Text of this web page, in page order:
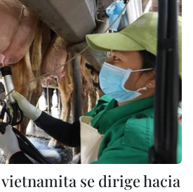
se dirige hacia